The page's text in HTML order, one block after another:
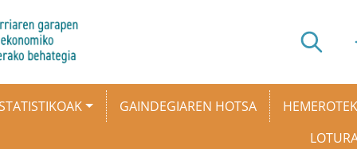
GAINDEGIAREN HOTSA